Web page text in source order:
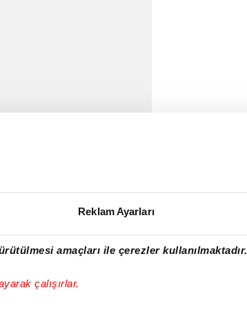
Reklam Ayarları
amaçları ile çerezler kullanılmaktadır.
çalışırlar.
2-2 berabere kalarak
ardından ilk
sonrasında taraftarların
oynayacak.